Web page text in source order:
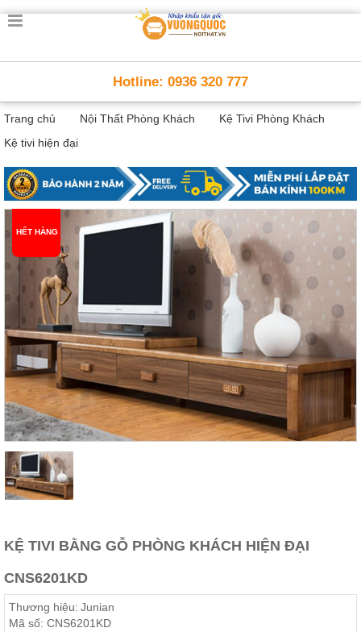
Trang
Thông
Minh
Nội
thất
minh
Nội
Thất
Trẻ
Em
Giường
bàn
Nội
Thất
Phòng
Khách
Sofa,
tủ
Bàn
trà...
Nội
Phòng
Ngủ
ngủ, tủ
áo, bàn
trang
điểm
Hotline: 0936 320 777
Trang chủ Nội Thất Phòng Khách
Kệ Tivi Phòng Khách
Kệ tivi hiện đại
HẾT HÀNG
KỆ TIVI BẰNG GỖ PHÒNG KHÁCH HIỆN ĐẠI
CNS6201KD
Thương hiệu: Junian
Mã số: CNS6201KD